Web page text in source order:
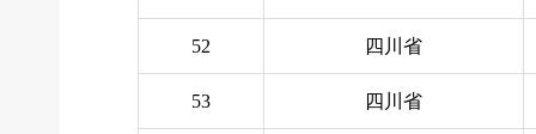
52 四川省
53 四川省